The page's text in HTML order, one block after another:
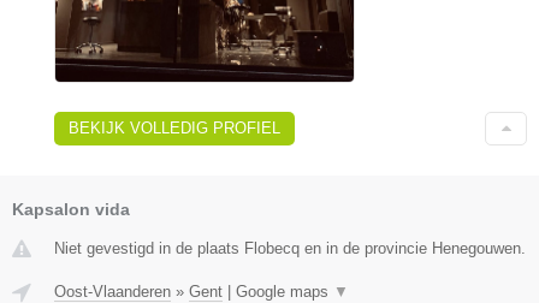
BEKIJK VOLLEDIG PROFIEL
Kapsalon vida
Niet gevestigd in de plaats Flobecq en in de provincie Henegouwen.
Oost-Vlaanderen » Gent | Google maps ▼